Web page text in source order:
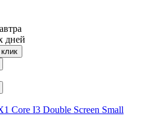
дней
Core I3 Double Screen Small